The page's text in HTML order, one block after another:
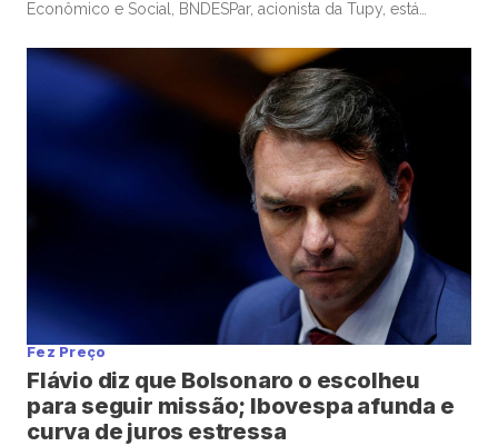
Econômico e Social, BNDESPar, acionista da Tupy, está
de Contas da União, José Mucio Monteiro Filho, para cargo
no conselho da companhia metalúrgica, após a renúncia de
um indicado anterior do […]
Fez Preço
Flávio diz que Bolsonaro o escolheu
para seguir missão; Ibovespa afunda e
curva de juros estressa